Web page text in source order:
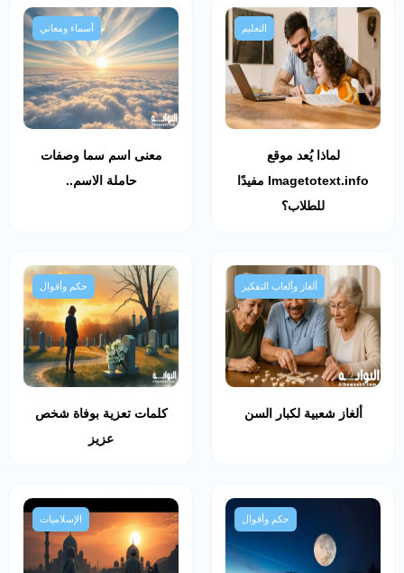
التعليم
لماذا يُعد موقع
Imagetotext.info مفيدًا
للطلاب؟
أسماء ومعاني
معنى اسم سما وصفات
حاملة الاسم..
ألغاز وألعاب التفكير
ألغاز شعبية لكبار السن
حكم وأقوال
كلمات تعزية بوفاة شخص
عزيز
حكم وأقوال الإسلاميات